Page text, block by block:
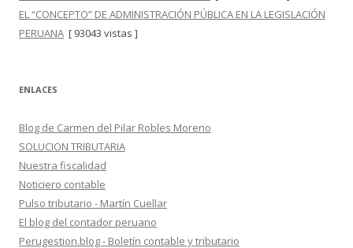
EL “CONCEPTO” DE ADMINISTRACIÓN PÚBLICA EN LA LEGISLACIÓN
PERUANA [ 93043 vistas ]
ENLACES
Blog de Carmen del Pilar Robles Moreno
SOLUCION TRIBUTARIA
Nuestra fiscalidad
Noticiero contable
Pulso tributario - Martín Cuellar
El blog del contador peruano
Perugestion.blog - Boletín contable y tributario